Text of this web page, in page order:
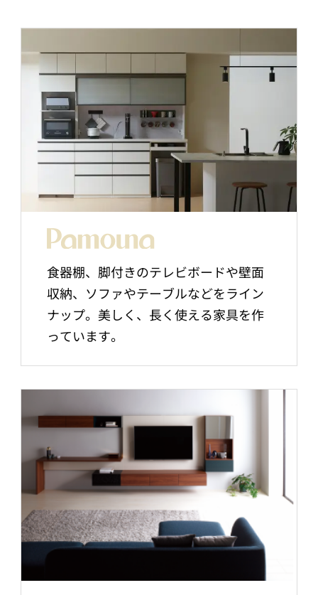
食器棚、脚付きのテレビボードや壁面
収納、ソファやテーブルなどをライン
ナップ。美しく、長く使える家具を作
っています。